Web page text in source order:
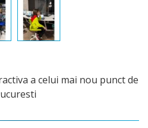
a celui mai nou punct de